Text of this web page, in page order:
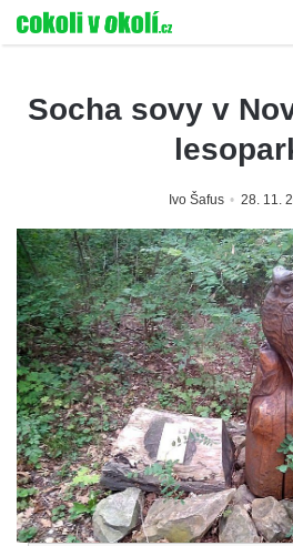
Socha sovy v
Ivo Šafus 28. 11.